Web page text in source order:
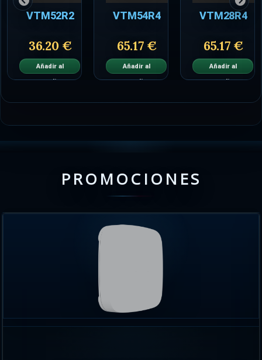
VTM52R2
36.20 €
Añadir al
carrito
VTM54R4
65.17 €
Añadir al
carrito
VTM28R4
65.17 €
Añadir al
carrito
PROMOCIONES